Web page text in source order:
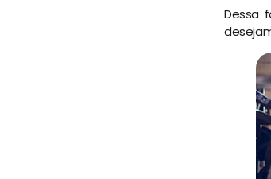
Dessa